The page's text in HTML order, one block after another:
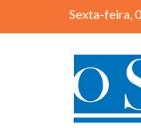
Sexta-feira,